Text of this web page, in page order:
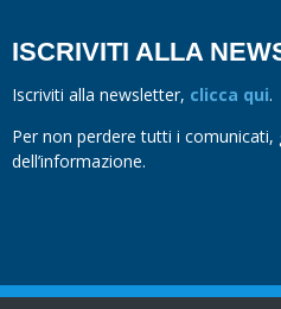
ISCRIVITI ALLA
Iscriviti alla newsletter, clicca qui.
Per non perdere tutti i
dell’informazione.